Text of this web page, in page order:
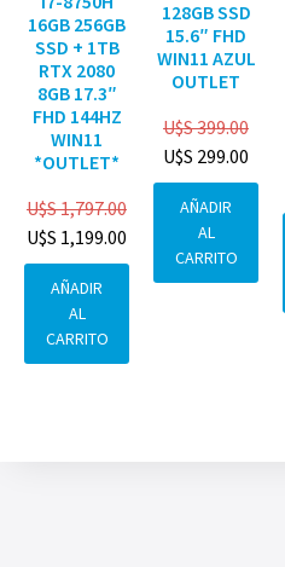
16GB 256GB
SSD + 1TB
RTX 2080
8GB 17.3″
FHD 144HZ
WIN11
*OUTLET*
U$S1,797.00
U$S 1,199.00
AÑADIR
AL
CARRITO
128GB SSD
15.6″ FHD
WIN11 AZUL
OUTLET
U$S399.00
U$S 299.00
AÑADIR
AL
CARRITO